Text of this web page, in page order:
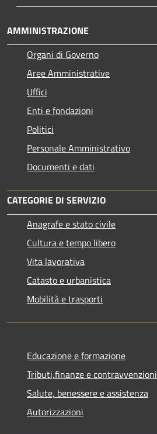
AMMINISTRAZIONE
Organi di Governo
Aree Amministrative
Uffici
Enti e fondazioni
Politici
Personale Amministrativo
Documenti e dati
CATEGORIE DI SERVIZIO
Anagrafe e stato civile
Cultura e tempo libero
Vita lavorativa
Catasto e urbanistica
Mobilità e trasporti
Educazione e formazione
Tributi,finanze e contravvenzioni
Salute, benessere e assistenza
Autorizzazioni